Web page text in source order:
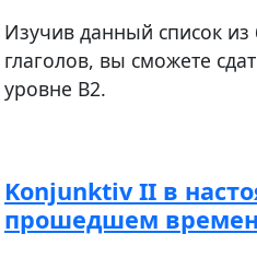
Изучив данный список
глаголов, вы сможете
уровне В2.
Konjunktiv II в
прошедшем